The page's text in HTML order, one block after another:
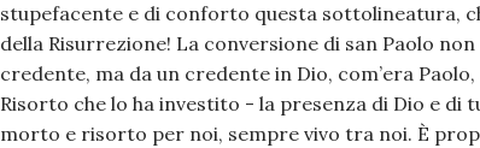
stupefacente e di conforto questa sottolineatura,
della Risurrezione! La conversione di san Paolo
credente, ma da un credente in Dio, com’era
Risorto che lo ha investito - la presenza di Dio e di
morto e risorto per noi, sempre vivo tra noi. È